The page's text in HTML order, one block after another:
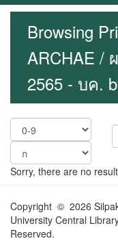
Browsing
ARCHAE /
2565 - บค.
Sorry, there are no
Copyright © 2026
University Central
Reserved.